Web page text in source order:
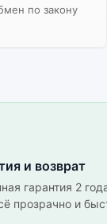
по закону
и возврат
гарантия 2
прозрачно и